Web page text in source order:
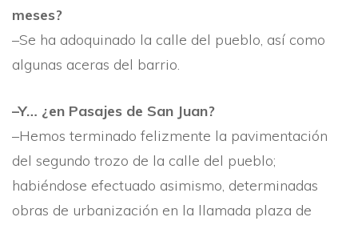
meses?
–Se ha adoquinado la calle del pueblo, así­ como
algu­nas aceras del barrio.
–Y… ¿en Pasajes de San Juan?
–Hemos terminado felizmente la pavimentación
del segundo trozo de la calle del pueblo;
habiéndose efectuado asimismo, determinadas
obras de urbanización en la lla­mada plaza de